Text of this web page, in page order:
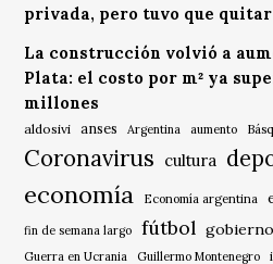
privada, pero tuvo que
La construcción volvió a
Plata: el costo por m² ya
millones
aldosivi anses Argentina aumento
Coronavirus cultura
economía Economía argentina
fin de semana largo fútbol
Guerra en Ucrania Guillermo Montenegro